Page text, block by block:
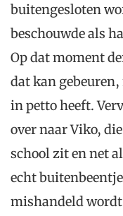
buitengesloten
beschouwde als
Op dat moment
dat kan
in petto heeft.
over naar Viko,
school zit en net
echt
mishandeld wordt